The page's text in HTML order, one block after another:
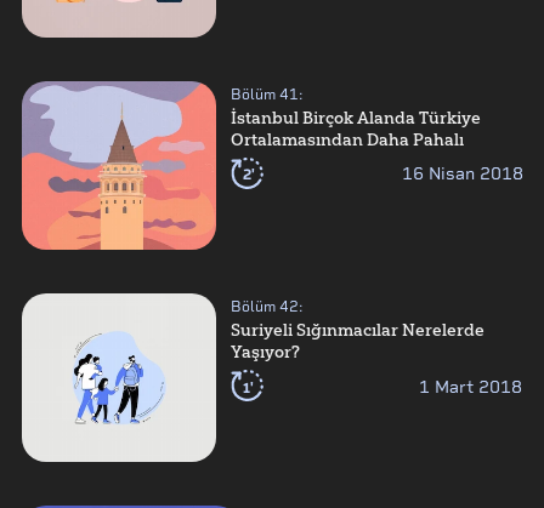
Bölüm41 :
İstanbul Birçok Alanda Türkiye
Ortalamasından Daha Pahalı
2' 16 Nisan 2018
Bölüm 42:
Suriyeli Sığınmacılar Nerelerde
Yaşıyor?
1' 1 Mart 2018